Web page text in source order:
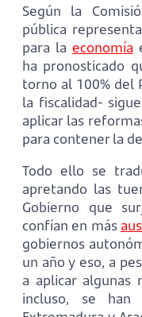
Según la
pública
para la economía
ha pronosticado
torno al 100% del
la fiscalidad-
aplicar las
para contener la
Todo ello se
apretando las
Gobierno que
confían en más
gobiernos
un año y eso, a
a aplicar algunas
incluso, se han